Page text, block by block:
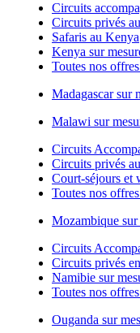
Circuits
Circuits privés
Safaris au Kenya
Kenya sur
Toutes nos
Madagascar sur
Malawi sur
Circuits
Circuits privés
Court-séjours et
Toutes nos
Mozambique sur
Circuits
Circuits privés
Namibie sur
Toutes nos
Ouganda sur